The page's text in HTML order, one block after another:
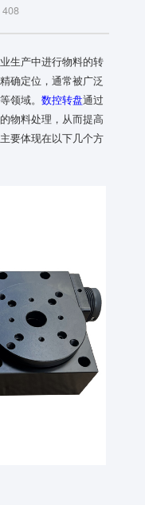
生产中进行物料的转
确定位，通常被广泛
领域。 数控转盘通过
物料处理，从而提高
要体现在以下几个方